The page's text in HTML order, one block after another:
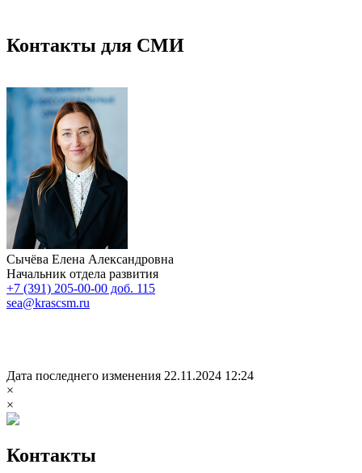
Контакты для СМИ
Сычёва Елена Александровна
Начальник отдела развития
+7 (391) 205-00-00 доб. 115
sea@krascsm.ru
Дата последнего изменения 22.11.2024 12:24
×
×
Контакты